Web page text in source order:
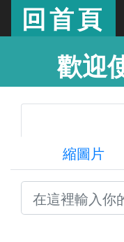
回首頁
歡迎
縮圖片